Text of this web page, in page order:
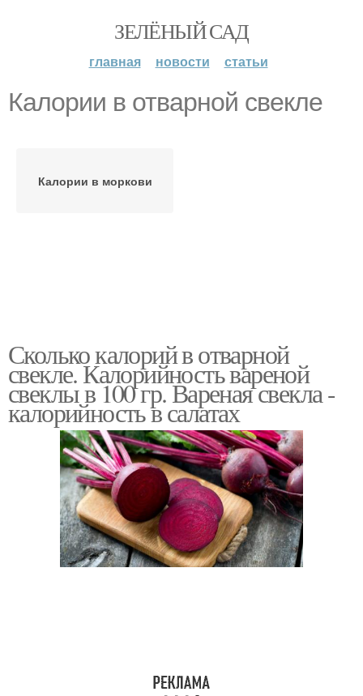
ЗЕЛЁНЫЙ САД
главная новости статьи
Калории в отварной свекле
Калории в моркови
Сколько калорий в отварной
свекле. Калорийность вареной
свеклы в 100 гр. Вареная свекла -
калорийность в салатах